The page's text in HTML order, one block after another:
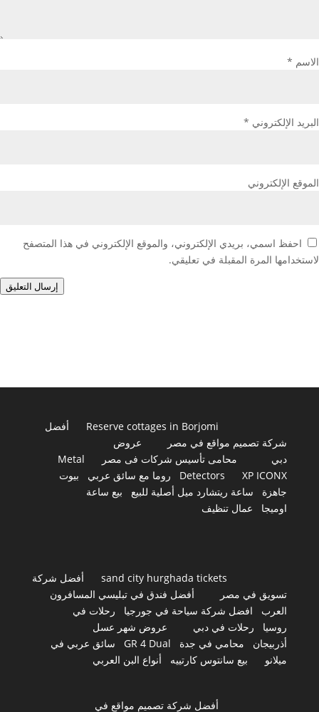
الاسم *
البريد الإلكتروني *
الموقع الإلكتروني
احفظ اسمي، بريدي الإلكتروني، والموقع الإلكتروني في هذا المتصفح
لاستخدامها المرة المقبلة في تعليقي.
إرسال التعليق
Reserve cottages in Borjomi
أفضل
شركة تصميم مواقع في مصر
عروض
دبي
محامى تأسيس شركات فى مصر
Metal
Detectors
XP ICONX روما مع سائق عربي
بيوت
جاهزة
ساعة ريتشارد ميل أصلية للبيع
بيع ساعة
اوميجا
عمال تنظيف
sand city hurghada tickets
أفضل شركة
تسويق في مصر
أفضل فندق في تبليسي المسافرون
العرب
افضل شركة سياحة في جورجيا
رحلات في
روسيا
رحلات في دبي
عروض شهر عسل
أذربيجان
محامي في جدة GR 4 Dual
سائق عربي في
ميلانو
بيع سانتوس كارتييه أنواع البن العربي
أفضل شركة تصميم مواقع في